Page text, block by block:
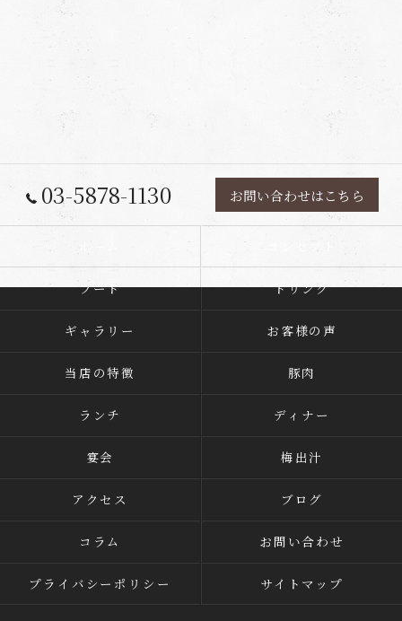
03-5878-1130 お問い合わせはこちら
コンセプト
フード ドリンク
ギャラリー お客様の声
当店の特徴 豚肉
ランチ ディナー
宴会 梅出汁
アクセス ブログ
コラム お問い合わせ
プライバシーポリシー サイトマップ